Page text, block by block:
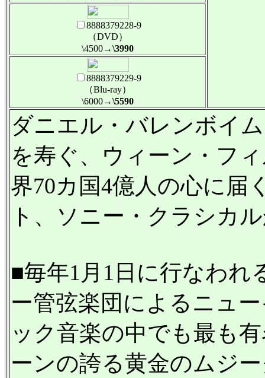
8888379228-9
（DVD）
\4500→\3990
8888379229-9
（Blu-ray）
\6000→\5590
ダニエル・バレンボイ
を寿ぐ、ウィーン・フ
界70カ国4億人の心に届
ト、ソニー・クラシカ
■毎年1月1日に行なわれ
ー管弦楽団によるニュ
ック音楽の中でも最も
ーンの誇る黄金のムジ